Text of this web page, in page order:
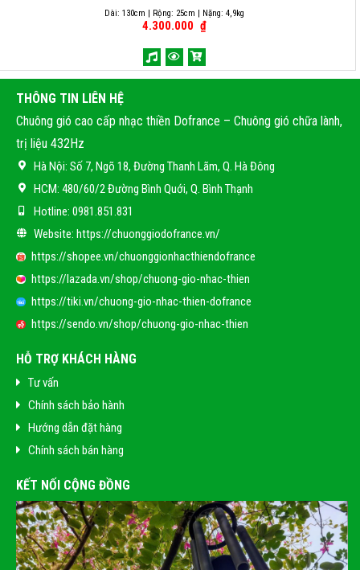
Dài: 130cm | Rộng: 25cm | Nặng: 4,9kg
4.300.000 ₫
THÔNG TIN LIÊN HỆ
Chuông gió cao cấp nhạc thiền Dofrance – Chuông gió chữa lành,
trị liệu 432Hz
Hà Nội: Số 7, Ngõ 18, Đường Thanh Lãm, Q. Hà Đông
HCM: 480/60/2 Đường Bình Quới, Q. Bình Thạnh
Hotline: 0981.851.831
Website: https://chuonggiodofrance.vn/
https://shopee.vn/chuonggionhacthiendofrance
https://lazada.vn/shop/chuong-gio-nhac-thien
https://tiki.vn/chuong-gio-nhac-thien-dofrance
https://sendo.vn/shop/chuong-gio-nhac-thien
HỖ TRỢ KHÁCH HÀNG
Tư vấn
Chính sách bảo hành
Hướng dẫn đặt hàng
Chính sách bán hàng
KẾT NỐI CỘNG ĐỒNG